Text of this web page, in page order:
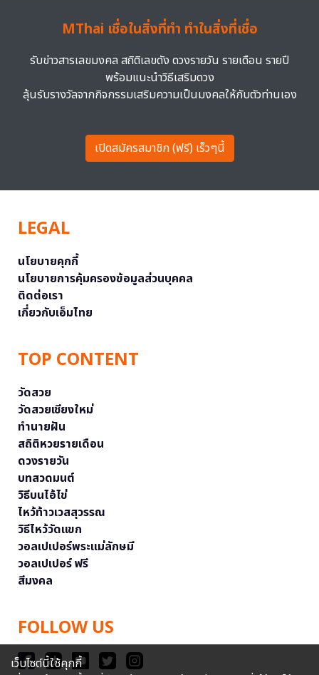
MThai เชื่อในสิ่งที่ทำ ทำในสิ่งที่เชื่อ
รับข่าวสารเลขมงคล สถิติเลขดัง ดวงรายวัน รายเดือน รายปี
พร้อมแนะนำวิธีเสริมดวง
ลุ้นรับรางวัลจากกิจกรรมเสริมความเป็นมงคลให้กับตัวท่านเอง
เปิดสมัครสมาชิก (ฟรี) เร็วๆนี้
LEGAL
นโยบายคุกกี้
นโยบายการคุ้มครองข้อมูลส่วนบุคคล
ติดต่อเรา
เกี่ยวกับเอ็มไทย
TOP CONTENT
วัดสวย
วัดสวยเชียงใหม่
ทำนายฝัน
สถิติหวยรายเดือน
ดวงรายวัน
บทสวดมนต์
วิธีบนไอ้ไข่
ไหว้ท้าวเวสสุวรรณ
วิธีไหว้วัดแขก
วอลเปเปอร์พระแม่ลักษมี
วอลเปเปอร์ ฟรี
สีมงคล
FOLLOW US
เว็บไซต์นี้ใช้คุกกี้